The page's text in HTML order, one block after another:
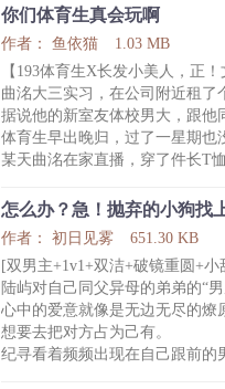
人生三万天，而他在比别人多出
他并不打算前往雪山赴死，只
雪山下偶遇曾经的老同学，
窦棠婴秉持着心动就撩，撩不
那就把他拐下山，用红尘腌入味
然而共伴旅途三千里，窦棠婴认
你们体育生真会玩啊
作者： 鱼依猫 1.03 MB
【193体育生X长发小美人，正！
曲洺大三实习，在公司附近租了
据说他的新室友体校男大，跟他
体育生早出晚归，过了一星期也
某天曲洺在家直播，穿了件长T
室友后退一步，声音颤抖：房东
曲洺：？
你再看看呢？
-
曲洺人美声甜，喜欢面无表情地
他长发披肩，腰细腿长，无数次
技术流。
一局游戏过后，弹幕狂
怎么办？急！抛弃的小狗找
作者： 初日见雾 651.30 KB
[双男主+1v1+双洁+破镜重圆+小
陆屿对自己同父异母的弟弟的“男
心中的爱意就像是无边无尽的燎
想要去把对方占为己有。
纪寻看着频频出现在自己跟前的